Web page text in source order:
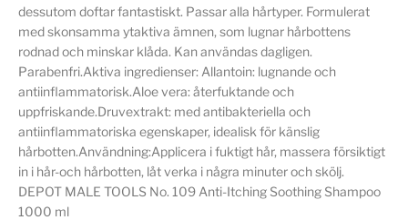
dessutom doftar fantastiskt. Passar alla hårtyper. Formulerat
med skonsamma ytaktiva ämnen, som lugnar hårbottens
rodnad och minskar klåda. Kan användas dagligen.
Parabenfri.Aktiva ingredienser: Allantoin: lugnande och
antiinflammatorisk.Aloe vera: återfuktande och
uppfriskande.Druvextrakt: med antibakteriella och
antiinflammatoriska egenskaper, idealisk för känslig
hårbotten.Användning:Applicera i fuktigt hår, massera försiktigt
in i hår-och hårbotten, låt verka i några minuter och skölj.
DEPOT MALE TOOLS No. 109 Anti-Itching Soothing Shampoo
1000 ml